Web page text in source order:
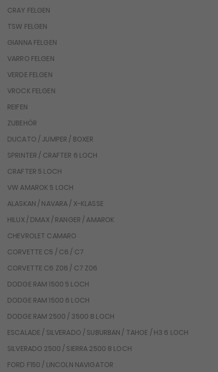
CRAY FELGEN
TSW FELGEN
GIANNA FELGEN
VARRO FELGEN
VERDE FELGEN
VROCK FELGEN
REIFEN
ZUBEHÖR
DUCATO / JUMPER / BOXER
SPRINTER / CRAFTER 6 LOCH
CRAFTER 5 LOCH
VW AMAROK 5 LOCH
ALASKAN / NAVARA / X-KLASSE
HILUX / DMAX / RANGER / AMAROK
CHEVROLET CAMARO
CORVETTE C5 / C6 / C7
CORVETTE C6 Z06 / C7 Z06
DODGE RAM 1500 5 LOCH
DODGE RAM 1500 6 LOCH
DODGE RAM 2500 / 3500 8 LOCH
ESCALADE / SILVERADO / SUBURBAN / TAHOE / H3 6 LOCH
SILVERADO 2500 / SIERRA 2500 8 LOCH
FORD F150 / LINCOLN NAVIGATOR